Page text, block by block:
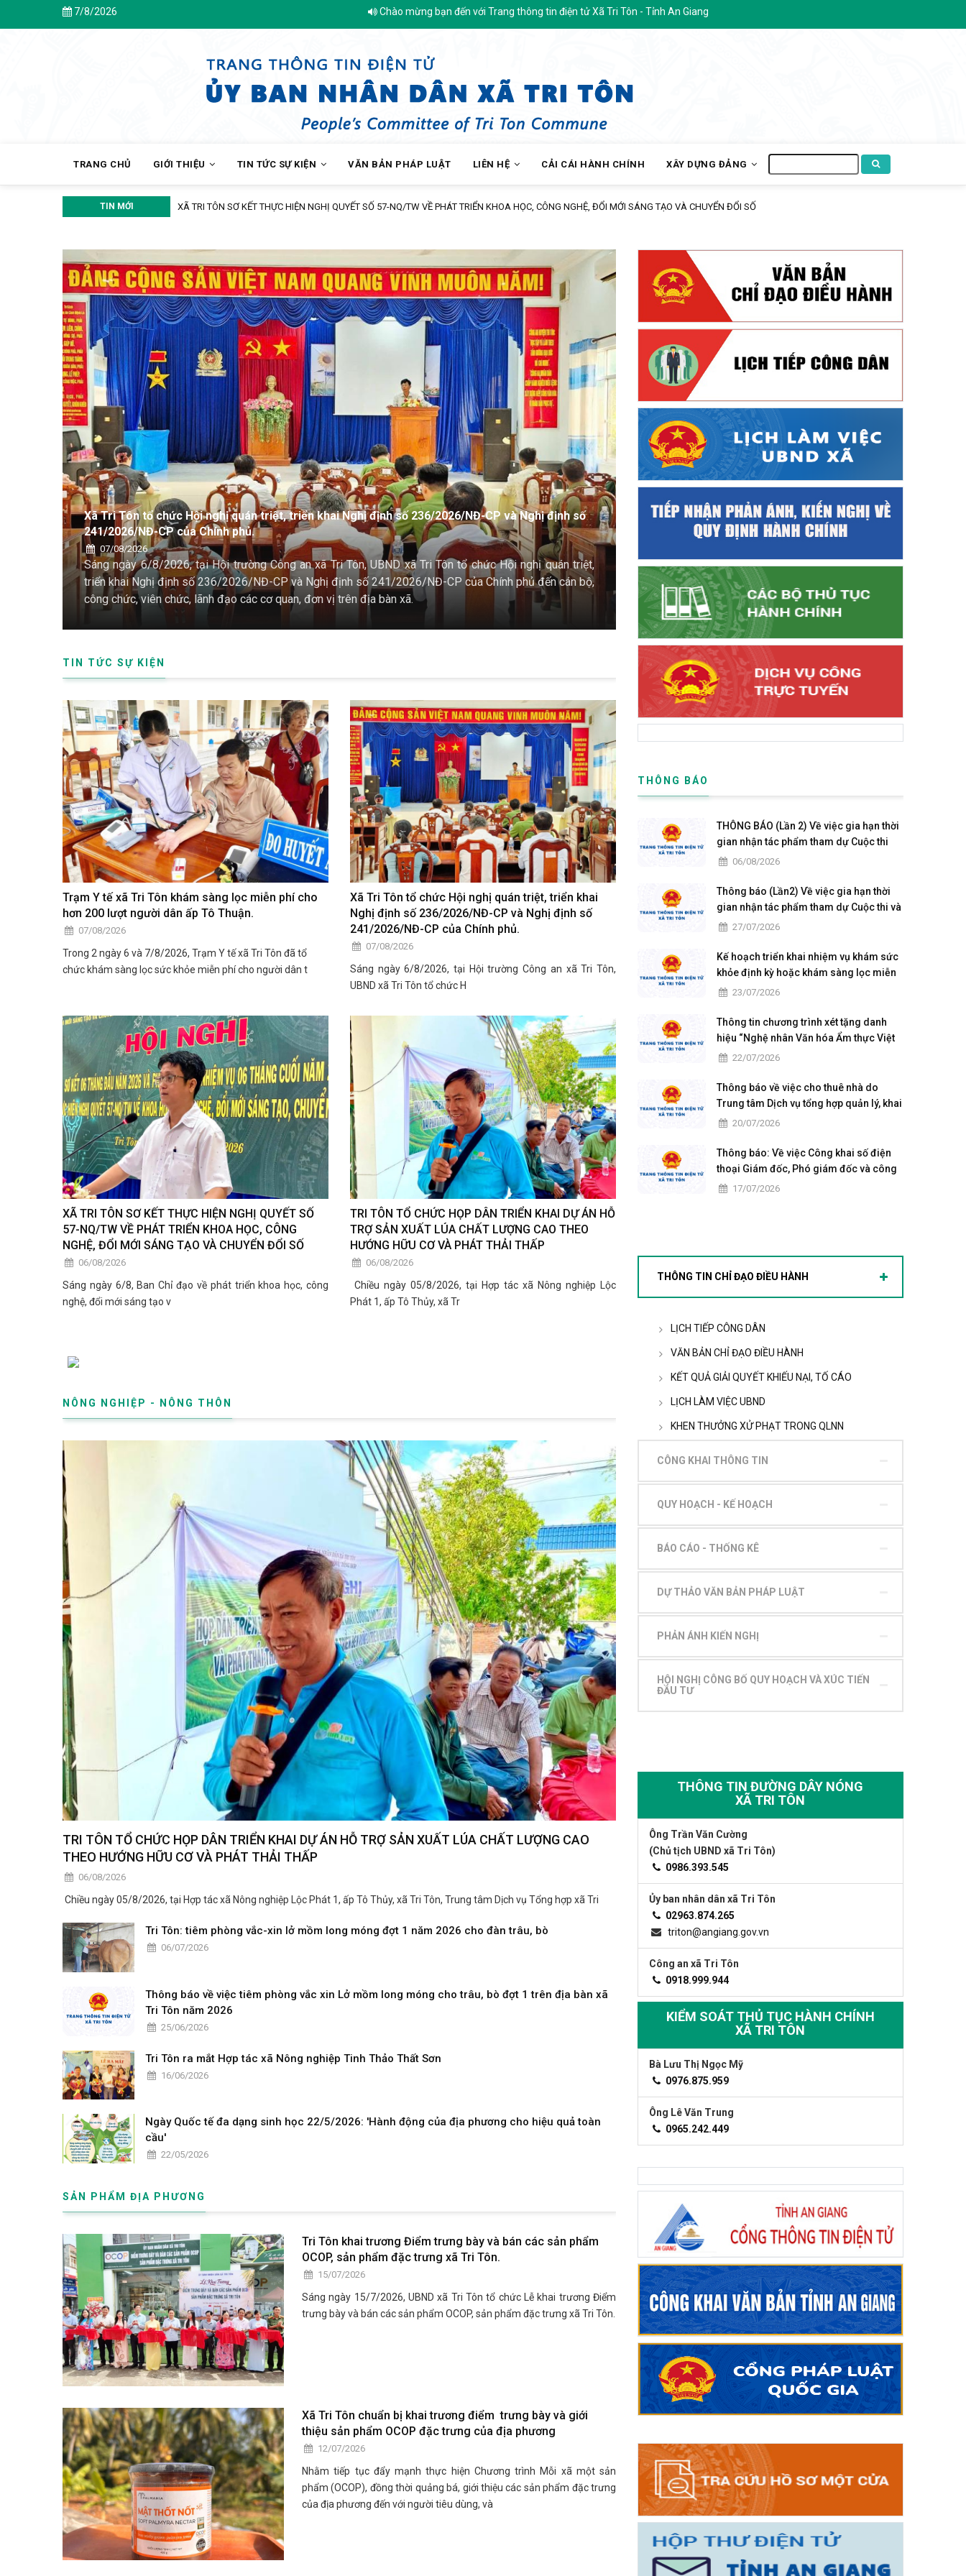
7/8/2026 Chào mừng bạn đến với Trang thông tin điện tử Xã Tri Tôn - Tỉnh An Giang
NAVIGATION
TRANG CHỦ GIỚI THIỆU TIN TỨC SỰ KIỆN VĂN BẢN PHÁP LUẬT LIÊN HỆ CẢI CÁI HÀNH CHÍNH XÂY DỰNG ĐẢNG
kiếm
TIN MỚI Trạm Y tế xã Tri Tôn khám sàng lọc miễn phí cho hơn 200 lượt người dân ấp Tô Thuận.
XÃ TRI TÔN SƠ KẾT THỰC HIỆN NGHỊ QUYẾT SỐ 57-NQ/TW VỀ PHÁT TRIỂN KHOA HỌC, CÔNG
NGHỆ, ĐỔI MỚI SÁNG TẠO VÀ CHUYỂN ĐỔI SỐ
06/08/2026
Sáng ngày 6/8, Ban Chỉ đạo về phát triển khoa học, công nghệ, đổi mới sáng tạo và chuyển đổi số xã
Tri Tôn tổ chức Hội nghị sơ kết 6 tháng đầu năm 2026 thực hiện Nghị quyết số 57-NQ/TW của Bộ
Chính trị về phát triển khoa học, công nghệ, đổi mới sáng tạo và chuyển đổi số
KẾ HOẠCH Triển khai thực hiện Kế hoạch số 302/KH-
dân tỉnh An Giang về thực hiện Chỉ thị số 52-CT/TW ngày
hiện bảo hiểm y tế toàn dân trong giai đoạn 2026 – 2030
Thực hiện Kế hoạch số 302/KH-UBND ngày 11/06/2026 của
hiện Chỉ thị số 52-CT/TW ngày 03/10/2025 của Ban Bí thư
giai đoạn 2026 - 2030 trên địa bàn tỉnh An Giang;
TIN TỨC SỰ KIỆN
Trạm Y tế xã Tri Tôn khám sàng lọc miễn phí cho
hơn 200 lượt người dân ấp Tô Thuận.
07/08/2026
Trong 2 ngày 6 và 7/8/2026, Trạm Y tế xã Tri Tôn đã tổ
chức khám sàng lọc sức khỏe miễn phí cho người dân t
Xã Tri Tôn tổ chức Hội nghị quán triệt, triển khai
Nghị định số 236/2026/NĐ-CP và Nghị định số
241/2026/NĐ-CP của Chính phủ.
07/08/2026
Sáng ngày 6/8/2026, tại Hội trường Công an xã Tri Tôn,
UBND xã Tri Tôn tổ chức H
XÃ TRI TÔN SƠ KẾT THỰC HIỆN NGHỊ QUYẾT SỐ
57-NQ/TW VỀ PHÁT TRIỂN KHOA HỌC, CÔNG
NGHỆ, ĐỔI MỚI SÁNG TẠO VÀ CHUYỂN ĐỔI SỐ
06/08/2026
Sáng ngày 6/8, Ban Chỉ đạo về phát triển khoa học, công
nghệ, đổi mới sáng tạo v
TRI TÔN TỔ CHỨC HỌP DÂN TRIỂN KHAI DỰ ÁN HỖ
TRỢ SẢN XUẤT LÚA CHẤT LƯỢNG CAO THEO
HƯỚNG HỮU CƠ VÀ PHÁT THẢI THẤP
06/08/2026
​ Chiều ngày 05/8/2026, tại Hợp tác xã Nông nghiệp Lộc
Phát 1, ấp Tô Thủy, xã Tr
NÔNG NGHIỆP - NÔNG THÔN
TRI TÔN TỔ CHỨC HỌP DÂN TRIỂN KHAI DỰ ÁN HỖ TRỢ SẢN XUẤT LÚA CHẤT LƯỢNG CAO
THEO HƯỚNG HỮU CƠ VÀ PHÁT THẢI THẤP
06/08/2026
​ Chiều ngày 05/8/2026, tại Hợp tác xã Nông nghiệp Lộc Phát 1, ấp Tô Thủy, xã Tri Tôn, Trung tâm Dịch vụ Tổng hợp xã Tri
Tri Tôn: tiêm phòng vắc-xin lở mồm long móng đợt 1 năm 2026 cho đàn trâu, bò
06/07/2026
Thông báo về việc tiêm phòng vắc xin Lở mồm long móng cho trâu, bò đợt 1 trên địa bàn xã
Tri Tôn năm 2026
25/06/2026
Tri Tôn ra mắt Hợp tác xã Nông nghiệp Tinh Thảo Thất Sơn
16/06/2026
Ngày Quốc tế đa dạng sinh học 22/5/2026: 'Hành động của địa phương cho hiệu quả toàn
cầu'
22/05/2026
SẢN PHẨM ĐỊA PHƯƠNG
Tri Tôn khai trương Điểm trưng bày và bán các sản phẩm
OCOP, sản phẩm đặc trưng xã Tri Tôn.
15/07/2026
Sáng ngày 15/7/2026, UBND xã Tri Tôn tổ chức Lễ khai trương Điểm
trưng bày và bán các sản phẩm OCOP, sản phẩm đặc trưng xã Tri Tôn.
Xã Tri Tôn chuẩn bị khai trương điểm trưng bày và giới
thiệu sản phẩm OCOP đặc trưng của địa phương
12/07/2026
Nhằm tiếp tục đẩy mạnh thực hiện Chương trình Mỗi xã một sản
phẩm (OCOP), đồng thời quảng bá, giới thiệu các sản phẩm đặc trưng
của địa phương đến với người tiêu dùng, và
THÔNG BÁO
THÔNG BÁO (Lần 2) Về việc gia hạn thời
gian nhận tác phẩm tham dự Cuộc thi
sáng tác mẫu biểu trưng Năm APEC
06/08/2026
Thông báo (Lần2) Về việc gia hạn thời
gian nhận tác phẩm tham dự Cuộc thi và
Triển lãm Mỹ thuật ứng dụng toàn quốc
27/07/2026
Kế hoạch triển khai nhiệm vụ khám sức
khỏe định kỳ hoặc khám sàng lọc miễn
phí ít nhất mỗi năm một lần cho người
23/07/2026
Thông tin chương trình xét tặng danh
hiệu “Nghệ nhân Văn hóa Ẩm thực Việt
Nam” năm 2026
22/07/2026
Thông báo về việc cho thuê nhà do
Trung tâm Dịch vụ tổng hợp quản lý, khai
thác20/07/2026
Thông báo: Về việc Công khai số điện
thoại Giám đốc, Phó giám đốc và công
chức làm việc tại Trung tâm Phục vụ
17/07/2026
THÔNG TIN CHỈ ĐẠO ĐIỀU HÀNH
LỊCH TIẾP CÔNG DÂN
VĂN BẢN CHỈ ĐẠO ĐIỀU HÀNH
KẾT QUẢ GIẢI QUYẾT KHIẾU NẠI, TỐ CÁO
LỊCH LÀM VIỆC UBND
KHEN THƯỞNG XỬ PHẠT TRONG QLNN
CÔNG KHAI THÔNG TIN
QUY HOẠCH - KẾ HOẠCH
BÁO CÁO - THỐNG KÊ
DỰ THẢO VĂN BẢN PHÁP LUẬT
PHẢN ÁNH KIẾN NGHỊ
HỘI NGHỊ CÔNG BỐ QUY HOẠCH VÀ XÚC TIẾN
ĐẦU TƯ
THÔNG TIN ĐƯỜNG DÂY NÓNG
XÃ TRI TÔN
Ông Trần Văn Cường
(Chủ tịch UBND xã Tri Tôn)
0986.393.545
Ủy ban nhân dân xã Tri Tôn
02963.874.265
triton@angiang.gov.vn
Công an xã Tri Tôn
0918.999.944
KIỂM SOÁT THỦ TỤC HÀNH CHÍNH
XÃ TRI TÔN
Bà Lưu Thị Ngọc Mỹ
0976.875.959
Ông Lê Văn Trung
0965.242.449